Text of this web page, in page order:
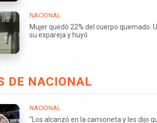
NACIONAL
Mujer quedó 22% del cuerpo quemado:
su expareja y huyó
DE NACIONAL
NACIONAL
“Los alcanzó en la camioneta y les dijo